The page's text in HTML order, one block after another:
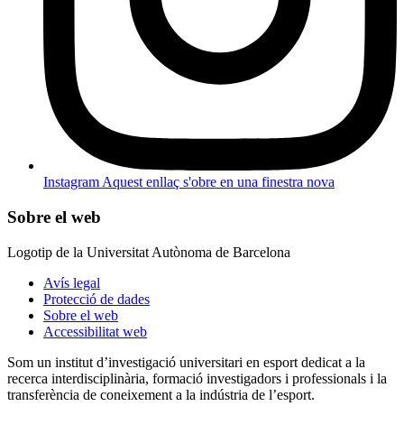
Instagram Aquest enllaç s'obre en una finestra nova
Sobre el web
Logotip de la Universitat Autònoma de Barcelona
Avís legal
Protecció de dades
Sobre el web
Accessibilitat web
Som un institut d’investigació universitari en esport dedicat a la
recerca interdisciplinària, formació investigadors i professionals i la
transferència de coneixement a la indústria de l’esport.